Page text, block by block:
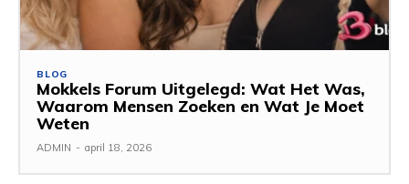
BLOG
Mokkels Forum Uitgelegd: Wat Het Was,
Waarom Mensen Zoeken en Wat Je Moet
Weten
ADMIN - april 18, 2026